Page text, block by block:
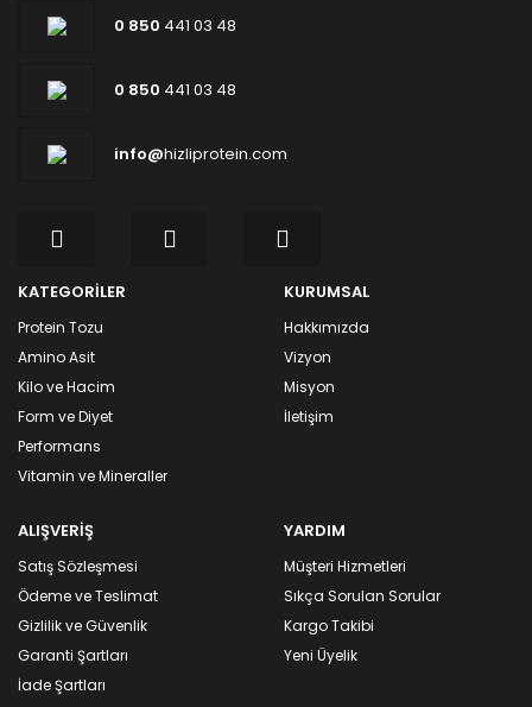
0 850 441 03 48
0 850 441 03 48
info@hizliprotein.com
KATEGORİLER
Protein Tozu
Amino Asit
Kilo ve Hacim
Form ve Diyet
Performans
Vitamin ve Mineraller
KURUMSAL
Hakkımızda
Vizyon
Misyon
İletişim
ALIŞVERİŞ
Satış Sözleşmesi
Ödeme ve Teslimat
Gizlilik ve Güvenlik
Garanti Şartları
İade Şartları
YARDIM
Müşteri Hizmetleri
Sıkça Sorulan Sorular
Kargo Takibi
Yeni Üyelik